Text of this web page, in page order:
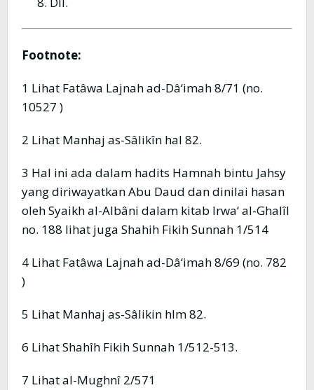
Footnote:
1 Lihat Fatâwa Lajnah ad-Dâ‘imah 8/71 (no.
10527 )
2 Lihat Manhaj as-Sâlikîn hal 82.
3 Hal ini ada dalam hadits Hamnah bintu Jahsy
yang diriwayatkan Abu Daud dan dinilai hasan
oleh Syaikh al-Albâni dalam kitab Irwa‘ al-Ghalîl
no. 188 lihat juga Shahih Fikih Sunnah 1/514
4 Lihat Fatâwa Lajnah ad-Dâ‘imah 8/69 (no. 782
)
5 Lihat Manhaj as-Sâlikin hlm 82.
6 Lihat Shahîh Fikih Sunnah 1/512-513.
7 Lihat al-Mughnî 2/571